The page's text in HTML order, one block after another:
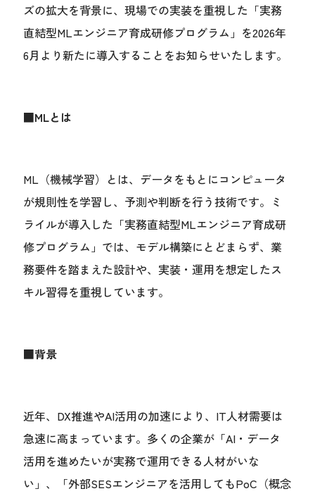
ズの拡大を背景に、現場での実装を重視した「実務
直結型MLエンジニア育成研修プログラム」を2026年
6月より新たに導入することをお知らせいたします。
■MLとは
ML（機械学習）とは、データをもとにコンピュータ
が規則性を学習し、予測や判断を行う技術です。ミ
ライルが導入した「実務直結型MLエンジニア育成研
修プログラム」では、モデル構築にとどまらず、業
務要件を踏まえた設計や、実装・運用を想定したス
キル習得を重視しています。
■背景
近年、DX推進やAI活用の加速により、IT人材需要は
急速に高まっています。多くの企業が「AI・データ
活用を進めたいが実務で運用できる人材がいな
い」、「外部SESエンジニアを活用してもPoC（概念